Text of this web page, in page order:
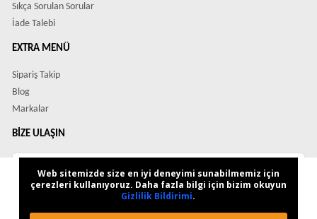
Sıkça Sorulan Sorular
İade Talebi
EXTRA MENÜ
Sipariş Takip
Blog
Markalar
BIZE ULAŞIN
veya
Çağrı Merkezimizi arayın
Web sitemizde size en iyi deneyimi sunabilmemiz için
çerezleri kullanıyoruz. Daha fazla bilgi için bizim okuyun
Gizlilik Bildirimi.